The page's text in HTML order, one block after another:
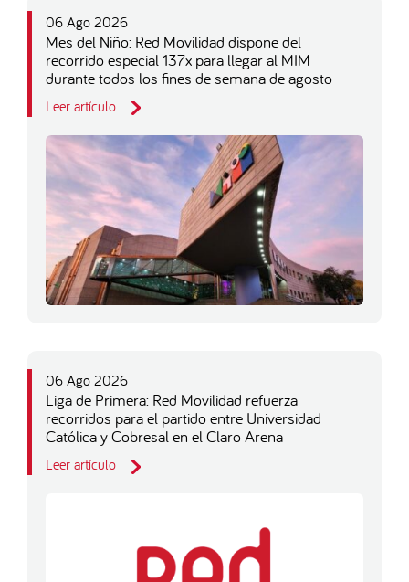
06 Ago 2026
Mes del Niño: Red Movilidad dispone del
recorrido especial 137x para llegar al MIM
durante todos los fines de semana de agosto
Leer artículo
06 Ago 2026
Liga de Primera: Red Movilidad refuerza
recorridos para el partido entre Universidad
Católica y Cobresal en el Claro Arena
Leer artículo